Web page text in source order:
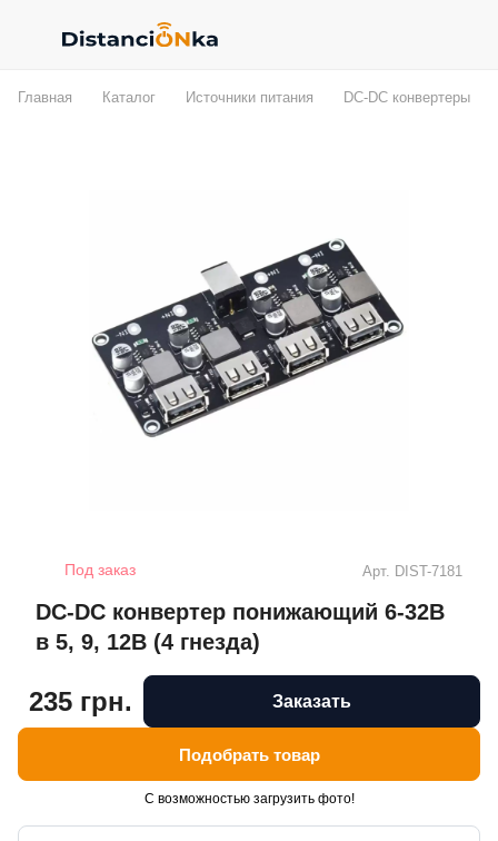
Главная Каталог Источники питания DC-DC конвертеры
Под заказ Арт. DIST-7181
DC-DC конвертер понижающий 6-32В
в 5, 9, 12В (4 гнезда)
235 грн. Заказать
Подобрать товар
С возможностью загрузить фото!